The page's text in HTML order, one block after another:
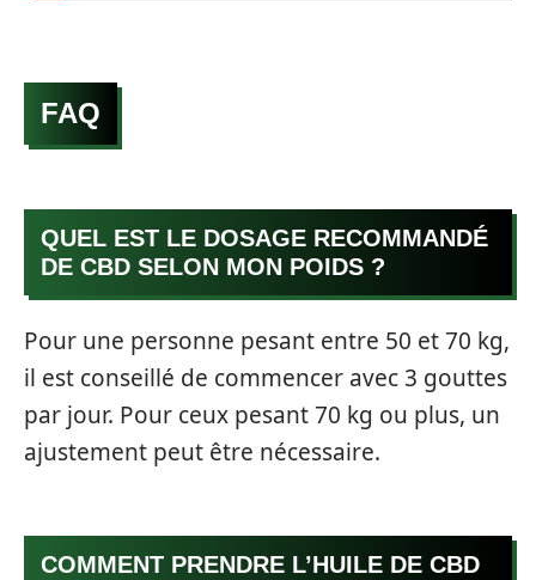
FAQ
QUEL EST LE DOSAGE RECOMMANDÉ
DE CBD SELON MON POIDS ?
Pour une personne pesant entre 50 et 70 kg,
il est conseillé de commencer avec 3 gouttes
par jour. Pour ceux pesant 70 kg ou plus, un
ajustement peut être nécessaire.
COMMENT PRENDRE L’HUILE DE CBD